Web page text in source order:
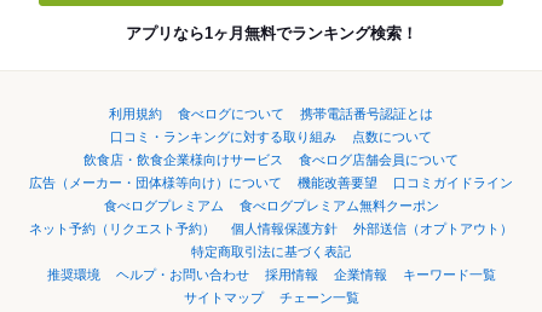
アプリなら1ヶ月無料でランキング検索！
利用規約 食べログについて
携帯電話番号認証とは
口コミ・ランキングに対する取り組み
点数について
飲食店・飲食企業様向けサービス
食べログ店舗会員について
広告（メーカー・団体様等向け）について
機能改善要望
口コミガイドライン
食べログプレミアム
食べログプレミアム無料クーポン
ネット予約（リクエスト予約）
個人情報保護方針
外部送信（オプトアウト）
特定商取引法に基づく表記
推奨環境
ヘルプ・お問い合わせ 採用情報 企業情報
キーワード一覧
サイトマップ
チェーン一覧